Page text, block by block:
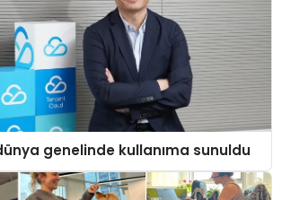
genelinde kullanıma sunuldu